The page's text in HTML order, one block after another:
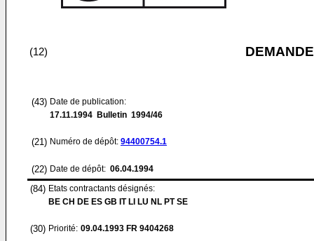
(12)
(43) Date de publication:
17.11.1994 Bulletin 1994/46
(21) Numéro de dépôt: 94400754.1
(22) Date de dépôt: 06.04.1994
(84) Etats contractants désignés:
BE CH DE ES GB IT LI LU NL PT SE
(30) Priorité: 09.04.1993 FR 9404268